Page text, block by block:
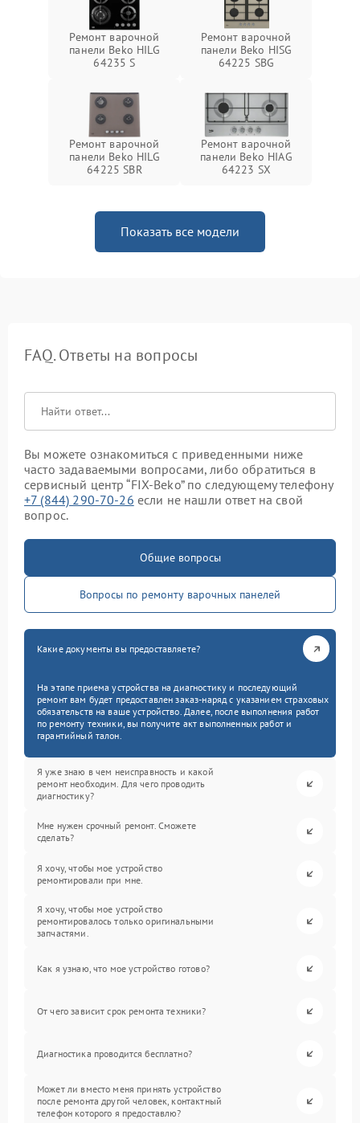
Ремонт варочной
панели Beko HILG
64235 S
Ремонт варочной
панели Beko HISG
64225 SBG
Ремонт варочной
панели Beko HILG
64225 SBR
Ремонт варочной
панели Beko HIAG
64223 SX
Показать все модели
FAQ. Ответы на вопросы
Вы можете ознакомиться с приведенными ниже
часто задаваемыми вопросами, либо обратиться в
сервисный центр “FIX-Beko” по следующему телефону
+7 (844) 290-70-26 если не нашли ответ на свой
вопрос.
Общие вопросы
Вопросы по ремонту варочных панелей
Какие документы вы предоставляете?
На этапе приема устройства на диагностику и последующий
ремонт вам будет предоставлен заказ-наряд с указанием страховых
обязательств на ваше устройство. Далее, после выполнения работ
по ремонту техники, вы получите акт выполненных работ и
гарантийный талон.
Я уже знаю в чем неисправность и какой
ремонт необходим. Для чего проводить
диагностику?
Мне нужен срочный ремонт. Сможете
сделать?
Я хочу, чтобы мое устройство
ремонтировали при мне.
Я хочу, чтобы мое устройство
ремонтировалось только оригинальными
запчастями.
Как я узнаю, что мое устройство готово?
От чего зависит срок ремонта техники?
Диагностика проводится бесплатно?
Может ли вместо меня принять устройство
после ремонта другой человек, контактный
телефон которого я предоставлю?